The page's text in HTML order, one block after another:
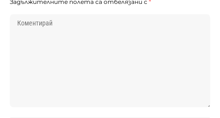
Задължителните полета са отбелязани с *